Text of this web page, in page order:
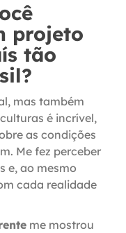
projeto
tão
mas também
é incrível,
as condições
Me fez perceber
e, ao mesmo
cada realidade
me mostrou